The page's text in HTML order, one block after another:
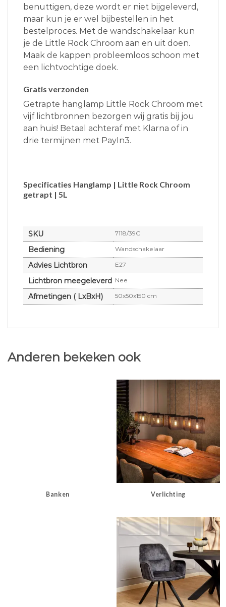
benuttigen, deze wordt er niet bijgeleverd,
maar kun je er wel bijbestellen in het
bestelproces. Met de wandschakelaar kun
je de Little Rock Chroom aan en uit doen.
Maak de kappen probleemloos schoon met
een lichtvochtige doek.
Gratis verzonden
Getrapte hanglamp Little Rock Chroom met
vijf lichtbronnen bezorgen wij gratis bij jou
aan huis! Betaal achteraf met Klarna of in
drie termijnen met PayIn3.
Specificaties Hanglamp | Little Rock Chroom
getrapt | 5L
SKU 7118/39C
Bediening Wandschakelaar
Advies Lichtbron E27
Lichtbron meegeleverd Nee
Afmetingen ( LxBxH) 50x50x150 cm
Anderen bekeken ook
Banken Verlichting